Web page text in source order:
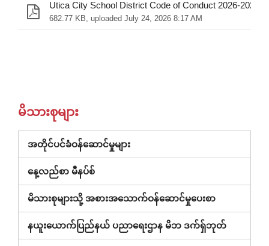
Utica City School District Code of Conduct 2026-
682.77 KB, uploaded July 24, 2026 8:17 AM
မိသားစုများ
အတိုင်ပင်ခံဝန်ဆောင်မှုများ(ဝင်း
ဒိုး
တွင်
ဖွင့်သည်)
နေ့လည်စာ မီနပ်စ်
မိသားစုများသို့ အစားအသောက်ဝန်ဆောင်မှုပေးစာ
နယူးယောက်ပြည်နယ် ပညာရေးဌာန မိဘ ဒက်ရှ်ဘုတ်(ပြတင်းပ
အသစ်